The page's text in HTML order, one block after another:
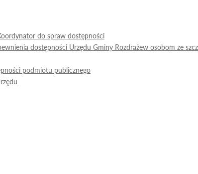
do spraw dostępności
dostępności Urzędu Gminy Rozdrażew osobom ze
podmiotu publicznego